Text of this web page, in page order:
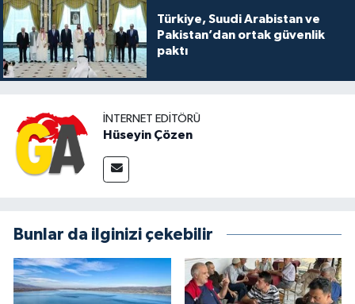
Türkiye, Suudi Arabistan ve
Pakistan’dan ortak güvenlik
paktı
İNTERNET EDITÖRÜ
Hüseyin Çözen
Bunlar da ilginizi çekebilir